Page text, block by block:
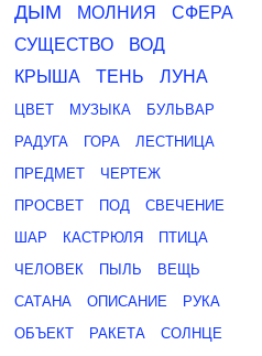
ДЫМ
МОЛНИЯ
СФЕРА
СУЩЕСТВО
ВОД
КРЫША
ТЕНЬ ЛУНА
ЦВЕТ МУЗЫКА
БУЛЬВАР
РАДУГА
ГОРА
ЛЕСТНИЦА
ПРЕДМЕТ
ЧЕРТЕЖ
ПРОСВЕТ
ПОД
СВЕЧЕНИЕ
ШАР
КАСТРЮЛЯ
ПТИЦА
ЧЕЛОВЕК
ПЫЛЬ
ВЕЩЬ
САТАНА
ОПИСАНИЕ
РУКА
ОБЪЕКТ
РАКЕТА
СОЛНЦЕ